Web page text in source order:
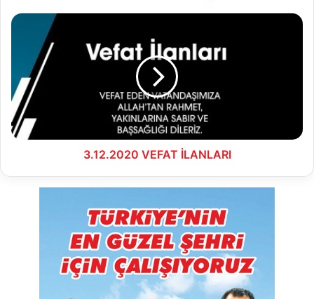
3.12.2020
İLANLARI
3.12.2020 VEFAT İLANLARI